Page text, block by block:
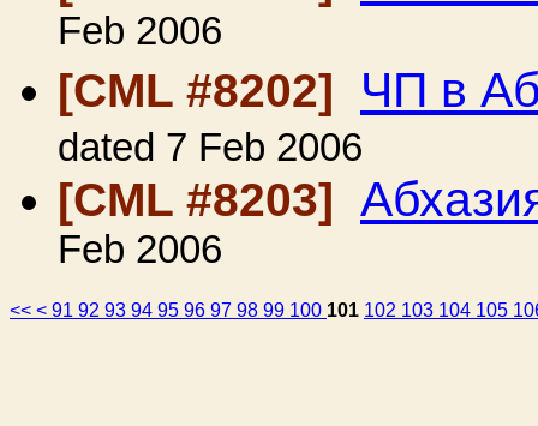
Feb 2006
[CML #8202]
ЧП в
dated 7 Feb 2006
[CML #8203]
Feb 2006
<< < 91 92 93 94 95 96 97 98 99 100 101 102 103 104 105